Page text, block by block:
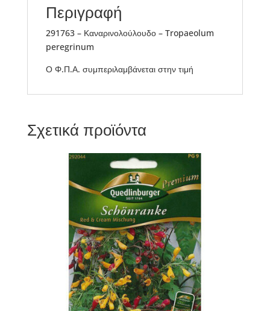
Περιγραφή
291763 – Καναρινολούλουδο – Tropaeolum
peregrinum
Ο Φ.Π.Α. συμπεριλαμβάνεται στην τιμή
Σχετικά προϊόντα